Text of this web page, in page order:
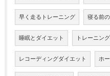
早く走るトレーニング 寝る前
睡眠とダイエット トレーニン
レコーディングダイエット ホ